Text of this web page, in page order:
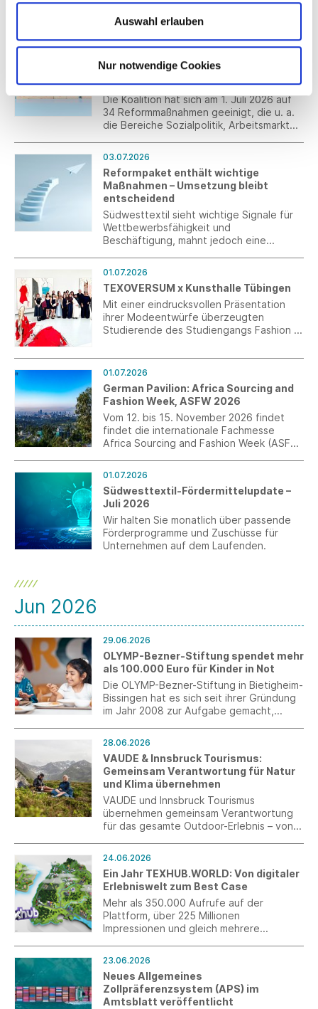
Auswahl erlauben
Nur notwendige Cookies
von der Ministerin, umgekehrt gibt es
03.07.2026
aktuellen Reformpakets von CDU/CSU
und SPD
Die Koalition hat sich am 1. Juli 2026 auf
34 Reformmaßnahmen geeinigt, die u. a.
die Bereiche Sozialpolitik, Arbeitsmarkt
schaffen, Arbeitsplätze sichern und den
Zusammenhalt in Deutschland stärken.
03.07.2026
Reformpaket enthält wichtige
Maßnahmen – Umsetzung bleibt
entscheidend
Südwesttextil sieht wichtige Signale für
Wettbewerbsfähigkeit und
Beschäftigung, mahnt jedoch eine
01.07.2026
TEXOVERSUM x Kunsthalle Tübingen
Mit einer eindrucksvollen Präsentation
ihrer Modeentwürfe überzeugten
Studierende des Studiengangs Fashion &
Modedesign an der TEXOVERSUM
Fakultät Textil der Hochschule Reutlingen
am vergangenen Wochenende in der
Kunsthalle Tübingen. Die Veranstaltung
entstand als Kooperationsprojekt mit der
Kunsthalle Tübingen und fand im Rahmen
der Ausstellung „ALEX KATZ. DANCING
WITH REALITY“ statt.
01.07.2026
German Pavilion: Africa Sourcing and
Fashion Week, ASFW 2026
Vom 12. bis 15. November 2026 findet
findet die internationale Fachmesse
Africa Sourcing and Fashion Week (ASFW)
sind bis zum 3. August möglich.
01.07.2026
Südwesttextil-Fördermittelupdate –
Juli 2026
Wir halten Sie monatlich über passende
Förderprogramme und Zuschüsse für
Unternehmen auf dem Laufenden.
Jun 2026
29.06.2026
OLYMP-Bezner-Stiftung spendet mehr
als 100.000 Euro für Kinder in Not
Die OLYMP-Bezner-Stiftung in Bietigheim-
Bissingen hat es sich seit ihrer Gründung
im Jahr 2008 zur Aufgabe gemacht,
Bildung zu unterstützen. 2025 wurden
hierfür weitere 104.000 Euro an
Spendengeldern für verschiedene
Projekte in Deutschland, Brasilien, Haiti,
Indonesien, Madagaskar, Myanmar und
der Ukraine karitativ verwendet.
28.06.2026
VAUDE & Innsbruck Tourismus:
Gemeinsam Verantwortung für Natur
und Klima übernehmen
VAUDE und Innsbruck Tourismus
übernehmen gemeinsam Verantwortung
für das gesamte Outdoor-Erlebnis – von
24.06.2026
Ein Jahr TEXHUB.WORLD: Von digitaler
Erlebniswelt zum Best Case
Mehr als 350.000 Aufrufe auf der
Plattform, über 225 Millionen
Impressionen und gleich mehrere
innovatives Instrument der
Branchenkommunikation bewiesen.
23.06.2026
Neues Allgemeines
Zollpräferenzsystem (APS) im
Amtsblatt veröffentlicht